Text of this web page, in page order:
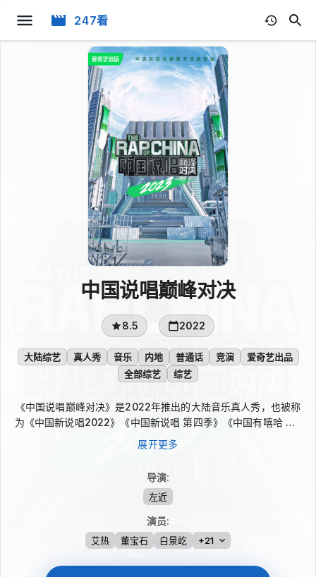
247看
中国说唱巅峰对决
8.5 2022
大陆综艺 真人秀 音乐 内地 普通话 竞演
爱奇艺出品
全部综艺
综艺
《中国说唱巅峰对决》是2022年推出的大陆音乐真人秀，也被称
为《中国新说唱2022》《中国新说唱 第四季》《中国有嘻哈 第5
季》。节目集结华语说唱歌手，以联盟阵营展开舞台竞演，围绕团
队荣誉发起对决，呈现中文说唱的多元风格与专业舞台表达，探索
展开更多
导演:
左近
演员:
艾热 董宝石 白景屹 +21